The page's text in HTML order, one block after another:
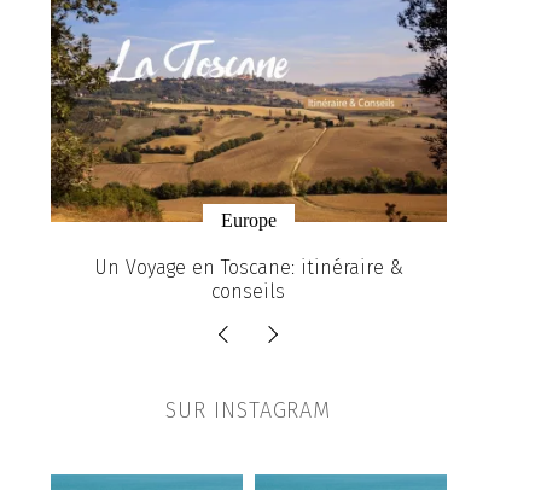
Europe
Un Voyage en Toscane: itinéraire &
conseils
SUR INSTAGRAM